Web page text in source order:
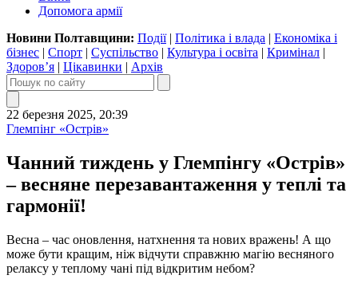
Допомога армії
Новини Полтавщини: Події| Політика і влада | Економіка і
бізнес | Спорт | Суспільство | Культура і освіта | Кримінал |
Здоров’я | Цікавинки | Архів
22 березня 2025, 20:39
Глемпінг «Острів»
Чанний тиждень у Глемпінгу «Острів»
– весняне перезавантаження у теплі та
гармонії!
Весна – час оновлення, натхнення та нових вражень! А що
може бути кращим, ніж відчути справжню магію весняного
релаксу у теплому чані під відкритим небом?